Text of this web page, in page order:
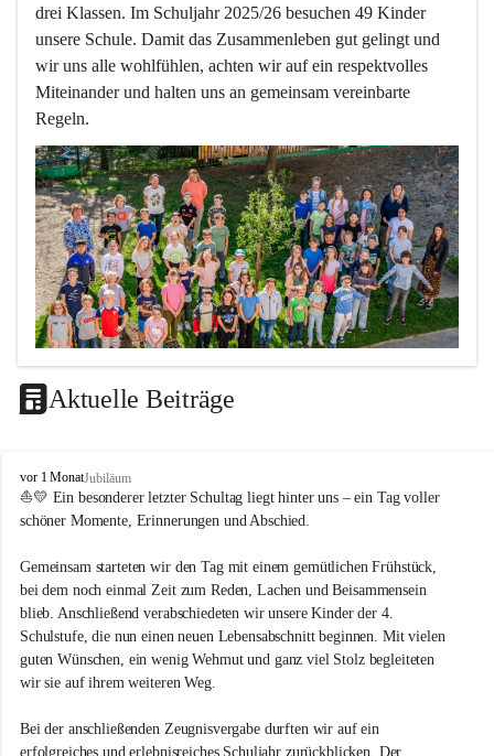
drei Klassen. Im Schuljahr 2025/26 besuchen 49 Kinder
unsere Schule. Damit das Zusammenleben gut gelingt und
wir uns alle wohlfühlen, achten wir auf ein respektvolles
Miteinander und halten uns an gemeinsam vereinbarte
Regeln.
Unterrichtsqualität
Es ist uns wichtig …
durch das Angebot verschiedener Unterrichtsformen
ein motiviertes Lernklima zu schaffen.
Grundtechniken zu vermitteln und zu üben.
die Selbsttätigkeit der SchülerInnen zu fördern.
dass die SchülerInnen ihre Stärken erkennen und ihre
durch ein Angebot verschiedener Lern-, Spiel- und
Erholungsbereiche die individuellen Bedürfnisse und
Aktuelle Beiträge
V
o
l
s
s
c
h
u
l
e
t
vor 1 MonatJubiläum
⛵💛 Ein besonderer letzter Schultag liegt hinter uns – ein Tag voller
schöner Momente, Erinnerungen und Abschied.
Gemeinsam starteten wir den Tag mit einem gemütlichen Frühstück,
bei dem noch einmal Zeit zum Reden, Lachen und Beisammensein
blieb. Anschließend verabschiedeten wir unsere Kinder der 4.
Schulstufe, die nun einen neuen Lebensabschnitt beginnen. Mit vielen
guten Wünschen, ein wenig Wehmut und ganz viel Stolz begleiteten
wir sie auf ihrem weiteren Weg.
Bei der anschließenden Zeugnisvergabe durften wir auf ein
erfolgreiches und erlebnisreiches Schuljahr zurückblicken. Der